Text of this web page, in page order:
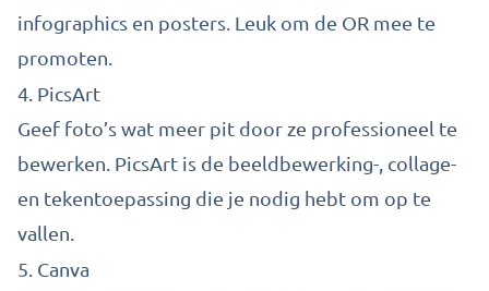
infographics en posters. Leuk om de OR mee te
promoten.
4. PicsArt
Geef foto’s wat meer pit door ze professioneel te
bewerken. PicsArt is de beeldbewerking-, collage-
en tekentoepassing die je nodig hebt om op te
vallen.
5. Canva